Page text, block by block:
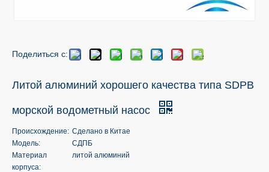
Поделиться с:
Литой алюминий хорошего качества типа SDPB
морской водометный насос
Происхождение: Сделано в Китае
Модель:
СДПБ
Материал
корпуса:
литой алюминий